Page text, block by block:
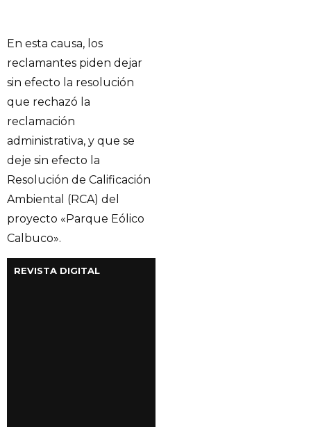
En esta causa, los
reclamantes piden dejar
sin efecto la resolución
que rechazó la
reclamación
administrativa, y que se
deje sin efecto la
Resolución de Calificación
Ambiental (RCA) del
proyecto «Parque Eólico
Calbuco».
REVISTA DIGITAL